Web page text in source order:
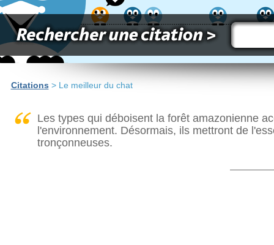
Citations > Le meilleur du chat
Les types qui déboisent la forêt amazonienne
l'environnement. Désormais, ils mettront de
tronçonneuses.